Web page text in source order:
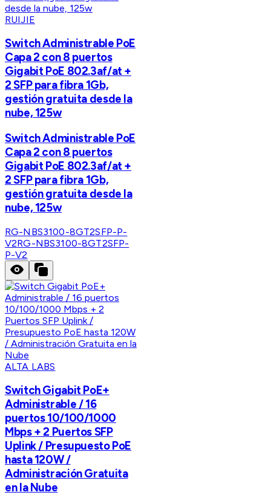
RUIJIE
Switch Administrable PoE
Capa 2 con 8 puertos
Gigabit PoE 802.3af/at +
2 SFP para fibra 1Gb,
gestión gratuita desde la
nube, 125w
Switch Administrable PoE
Capa 2 con 8 puertos
Gigabit PoE 802.3af/at +
2 SFP para fibra 1Gb,
gestión gratuita desde la
nube, 125w
RG-NBS3100-8GT2SFP-P-
V2RG-NBS3100-8GT2SFP-
P-V2
ALTA LABS
Switch Gigabit PoE+
Administrable / 16
puertos 10/100/1000
Mbps + 2 Puertos SFP
Uplink / Presupuesto PoE
hasta 120W /
Administración Gratuita
en la Nube